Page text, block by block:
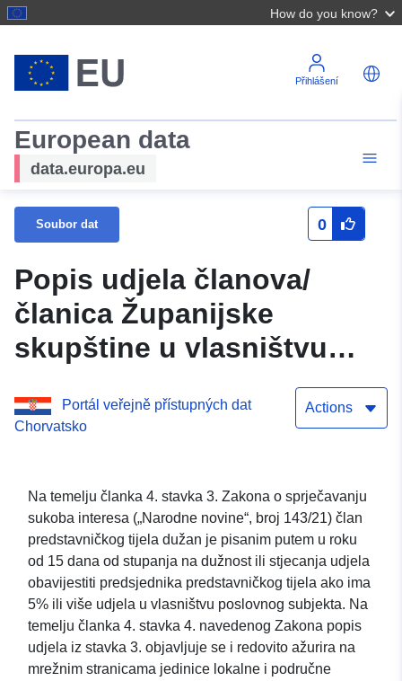
How do you know?
Přihlášení
European data
data.europa.eu
Soubor dat 0
Popis udjela članova/
članica Županijske
skupštine u vlasništvu
Portál veřejně přístupných dat
Chorvatsko
Actions
Na temelju članka 4. stavka 3. Zakona o sprječavanju
sukoba interesa („Narodne novine“, broj 143/21) član
predstavničkog tijela dužan je pisanim putem u roku
od 15 dana od stupanja na dužnost ili stjecanja udjela
obavijestiti predsjednika predstavničkog tijela ako ima
5% ili više udjela u vlasništvu poslovnog subjekta. Na
temelju članka 4. stavka 4. navedenog Zakona popis
udjela iz stavka 3. objavljuje se i redovito ažurira na
mrežnim stranicama jedinice lokalne i područne